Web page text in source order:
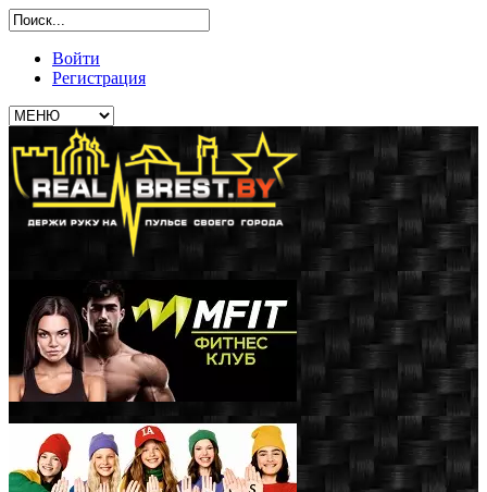
Войти
Регистрация